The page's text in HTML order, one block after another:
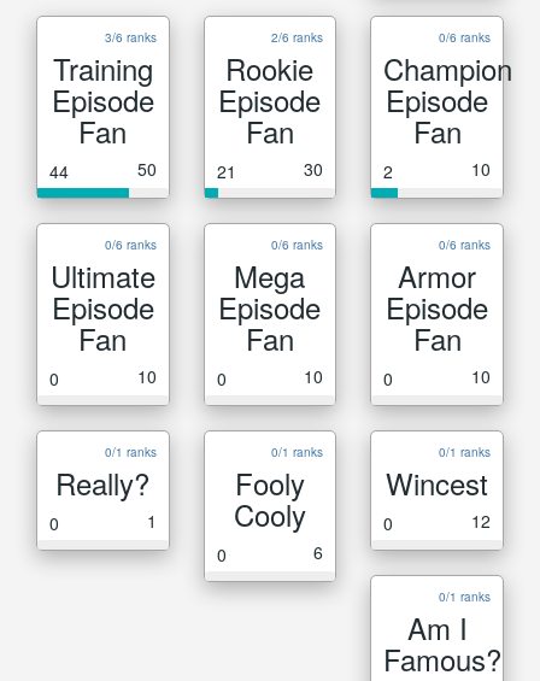
3/6 ranks
Training
Episode
Fan
44 50
2/6 ranks
Rookie
Episode
Fan
21 30
0/6 ranks
Champion
Episode
Fan
2 10
0/6 ranks
Ultimate
Episode
Fan
0 10
0/6 ranks
Mega
Episode
Fan
0 10
0/6 ranks
Armor
Episode
Fan
0 10
0/1 ranks
Really?
0 1
0/1 ranks
Fooly
Cooly
0 6
0/1 ranks
Wincest
0 12
0/1 ranks
Am I
Famous?